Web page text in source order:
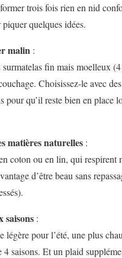
trois fois rien en nid
quelques idées.
malin :
fin mais moelleux
Choisissez-le avec
pour qu’il reste bien en place
matières naturelles :
coton ou en lin, qui
d’être beau sans
saisons :
légère pour l’été, une plus
4 saisons. Et un plaid